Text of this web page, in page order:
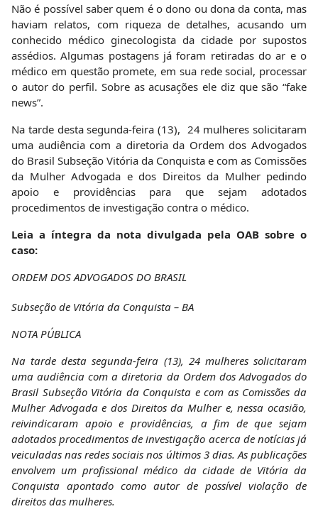
Não é possível saber quem é o dono ou dona da conta, mas
haviam relatos, com riqueza de detalhes, acusando um
conhecido médico ginecologista da cidade por supostos
assédios. Algumas postagens já foram retiradas do ar e o
médico em questão promete, em sua rede social, processar
o autor do perfil. Sobre as acusações ele diz que são “fake
news”.
Na tarde desta segunda-feira (13), 24 mulheres solicitaram
uma audiência com a diretoria da Ordem dos Advogados
do Brasil Subseção Vitória da Conquista e com as Comissões
da Mulher Advogada e dos Direitos da Mulher pedindo
apoio e providências para que sejam adotados
procedimentos de investigação contra o médico.
Leia a íntegra da nota divulgada pela OAB sobre o
caso:
ORDEM DOS ADVOGADOS DO BRASIL
Subseção de Vitória da Conquista – BA
NOTA PÚBLICA
Na tarde desta segunda-feira (13), 24 mulheres solicitaram
uma audiência com a diretoria da Ordem dos Advogados do
Brasil Subseção Vitória da Conquista e com as Comissões da
Mulher Advogada e dos Direitos da Mulher e, nessa ocasião,
reivindicaram apoio e providências, a fim de que sejam
adotados procedimentos de investigação acerca de notícias já
veiculadas nas redes sociais nos últimos 3 dias. As publicações
envolvem um profissional médico da cidade de Vitória da
Conquista apontado como autor de possível violação de
direitos das mulheres.